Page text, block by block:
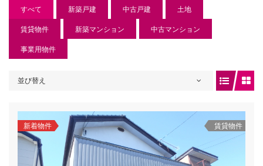
すべて 新築戸建 中古戸建
土地
賃貸物件
新築マンション
中古マンション
事業用物件
並び替え
新着物件 賃貸物件
top-